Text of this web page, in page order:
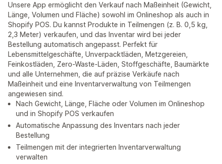
Unsere App ermöglicht den Verkauf nach Maßeinheit (Gewicht,
Länge, Volumen und Fläche) sowohl im Onlineshop als auch in
Shopify POS. Du kannst Produkte in Teilmengen (z. B. 0,5 kg,
2,3 Meter) verkaufen, und das Inventar wird bei jeder
Bestellung automatisch angepasst. Perfekt für
Lebensmittelgeschäfte, Unverpacktläden, Metzgereien,
Feinkostläden, Zero-Waste-Läden, Stoffgeschäfte, Baumärkte
und alle Unternehmen, die auf präzise Verkäufe nach
Maßeinheit und eine Inventarverwaltung von Teilmengen
angewiesen sind.
Nach Gewicht, Länge, Fläche oder Volumen im Onlineshop
und in Shopify POS verkaufen
Automatische Anpassung des Inventars nach jeder
Bestellung
Teilmengen mit der integrierten Inventarverwaltung
verwalten